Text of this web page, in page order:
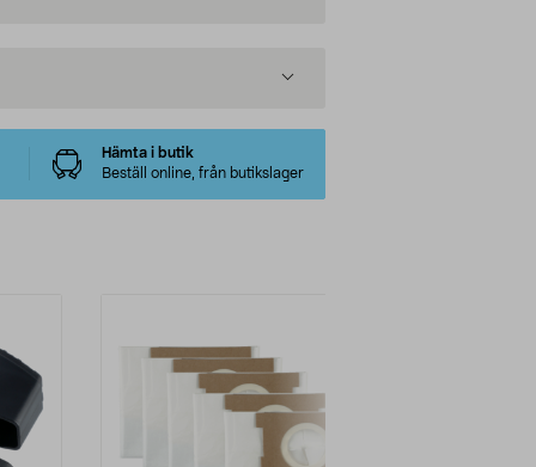
Hämta i butik
Beställ online, från butikslager